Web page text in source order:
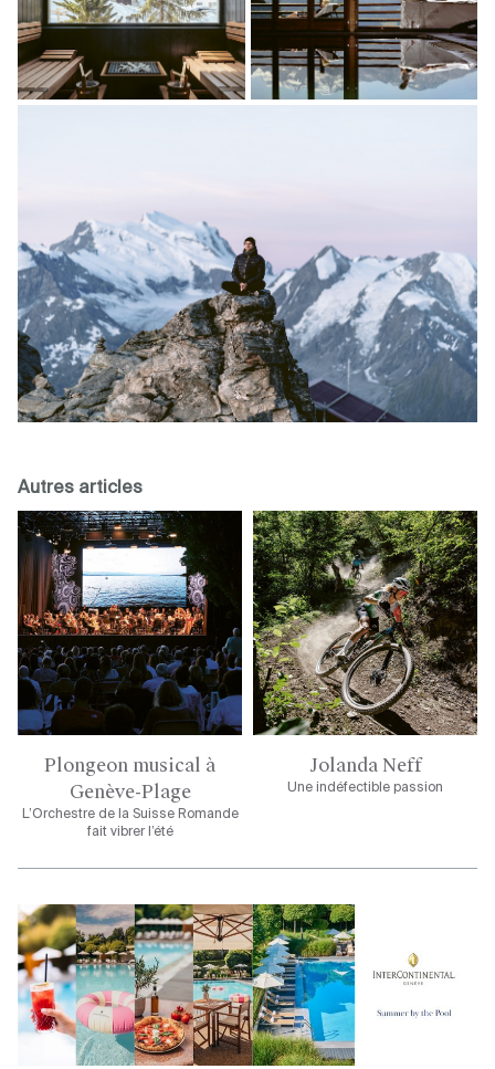
Autres articles
Plongeon musical à
Genève-Plage
L’Orchestre de la Suisse Romande
fait vibrer l’été
Jolanda Neff
Une indéfectible passion